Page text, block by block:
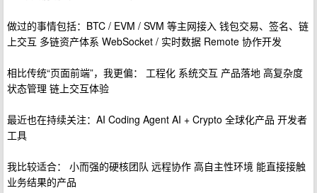
做过的事情包括：BTC / EVM / SVM 等主网接入 钱包交易、签名、链
上交互 多链资产体系 WebSocket / 实时数据 Remote 协作开发
相比传统“页面前端”，我更偏： 工程化 系统交互 产品落地 高复杂度
状态管理 链上交互体验
最近也在持续关注：AI Coding Agent AI + Crypto 全球化产品 开发者
工具
我比较适合： 小而强的硬核团队 远程协作 高自主性环境 能直接接触
业务结果的产品